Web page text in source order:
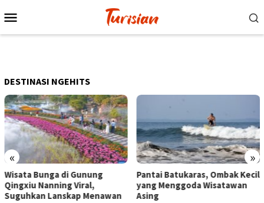
ke
Mobile
DESTINASI NGEHITS
« »
Pantai Batukaras, Ombak Kecil
yang Menggoda Wisatawan
Asing
Senja di Pantai
Wisatawan Menikmati Sore
dengan Bermain hingga